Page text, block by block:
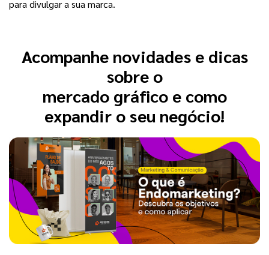
para divulgar a sua marca.
Acompanhe novidades e dicas
sobre o
mercado gráfico e como
expandir o seu negócio!